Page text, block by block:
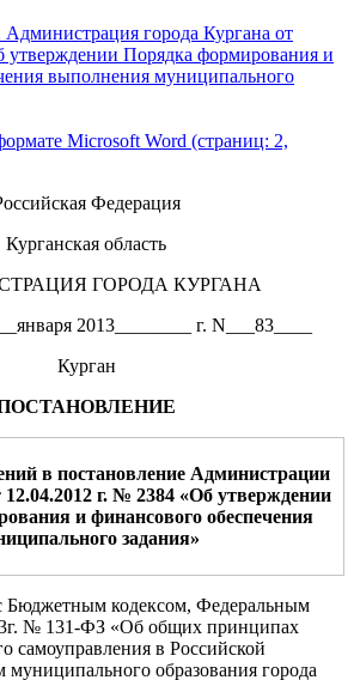
города Кургана от
утверждении Порядка формирования и
выполнения муниципального
Microsoft Word (страниц: 2,
Федерация
Курганская область
ГОРОДА КУРГАНА
2013________ г. N___83____
Курган
в постановление Администрации
12.04.2012 г. № 2384 «Об утверждении
и финансового обеспечения
задания»
Бюджетным кодексом, Федеральным
№ 131-ФЗ «Об общих принципах
самоуправления в Российской
образования города